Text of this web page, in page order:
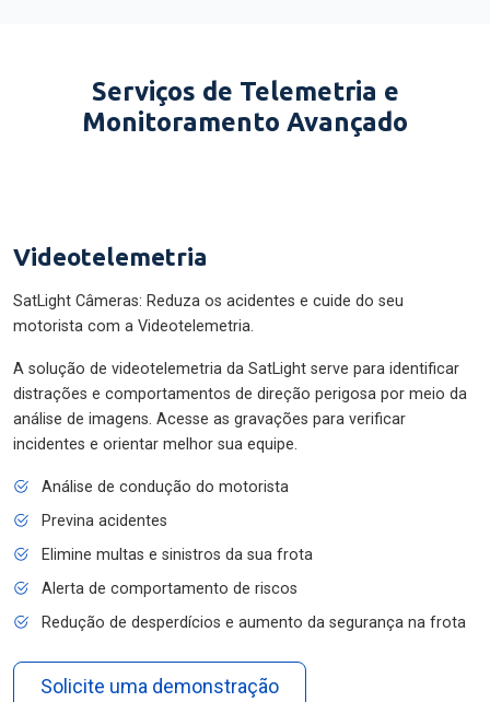
Serviços de Telemetria e
Monitoramento Avançado
Videotelemetria
SatLight Câmeras: Reduza os acidentes e cuide do seu
motorista com a Videotelemetria.
A solução de videotelemetria da SatLight serve para identificar
distrações e comportamentos de direção perigosa por meio da
análise de imagens. Acesse as gravações para verificar
incidentes e orientar melhor sua equipe.
Análise de condução do motorista
Previna acidentes
Elimine multas e sinistros da sua frota
Alerta de comportamento de riscos
Redução de desperdícios e aumento da segurança na frota
Solicite uma demonstração